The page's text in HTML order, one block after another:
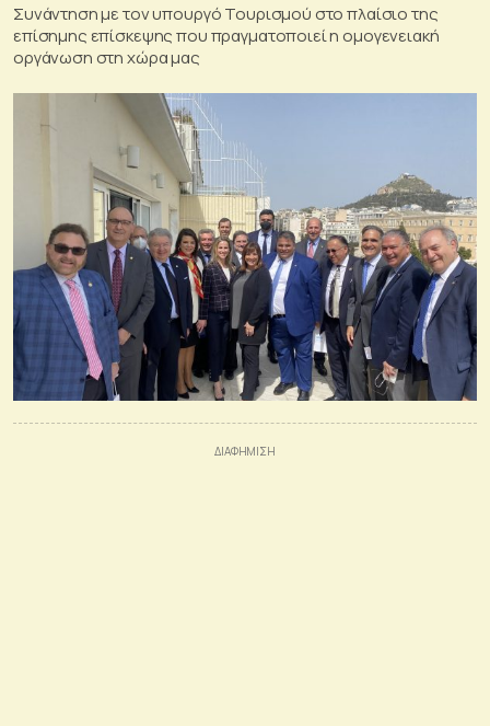
Συνάντηση με τον υπουργό Τουρισμού στο πλαίσιο της
επίσημης επίσκεψης που πραγματοποιεί η ομογενειακή
οργάνωση στη χώρα μας